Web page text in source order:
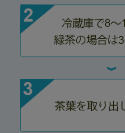
マイルドで
茶葉本来の風味を存分に楽
マイボトル
手作りのお茶をマイボトル